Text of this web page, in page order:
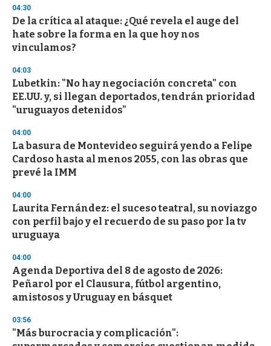
04:30
De la crítica al ataque: ¿Qué revela el auge del
hate sobre la forma en la que hoy nos
vinculamos?
04:03
Lubetkin: "No hay negociación concreta" con
EE.UU. y, si llegan deportados, tendrán prioridad
"uruguayos detenidos"
04:00
La basura de Montevideo seguirá yendo a Felipe
Cardoso hasta al menos 2055, con las obras que
prevé la IMM
04:00
Laurita Fernández: el suceso teatral, su noviazgo
con perfil bajo y el recuerdo de su paso por la tv
uruguaya
04:00
Agenda Deportiva del 8 de agosto de 2026:
Peñarol por el Clausura, fútbol argentino,
amistosos y Uruguay en básquet
03:56
"Más burocracia y complicación":